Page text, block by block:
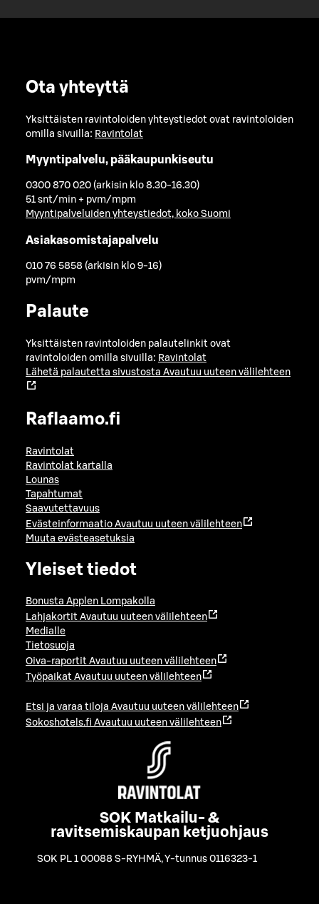
Ota yhteyttä
Yksittäisten ravintoloiden yhteystiedot ovat ravintoloiden
omilla sivuilla: Ravintolat
Myyntipalvelu, pääkaupunkiseutu
0300 870 020 (arkisin klo 8.30-16.30)
51 snt/min + pvm/mpm
Myyntipalveluiden yhteystiedot, koko Suomi
Asiakasomistajapalvelu
010 76 5858 (arkisin klo 9-16)
pvm/mpm
Palaute
Yksittäisten ravintoloiden palautelinkit ovat
ravintoloiden omilla sivuilla: Ravintolat
Lähetä palautetta sivustosta Avautuu uuteen välilehteen
Raflaamo.fi
Ravintolat
Ravintolat kartalla
Lounas
Tapahtumat
Saavutettavuus
Evästeinformaatio Avautuu uuteen välilehteen
Muuta evästeasetuksia
Yleiset tiedot
Bonusta Applen Lompakolla
Lahjakortit Avautuu uuteen välilehteen
Medialle
Tietosuoja
Oiva-raportit Avautuu uuteen välilehteen
Työpaikat Avautuu uuteen välilehteen
Etsi ja varaa tiloja Avautuu uuteen välilehteen
Sokoshotels.fi Avautuu uuteen välilehteen
SOK Matkailu- &
ravitsemiskaupan ketjuohjaus
SOK PL 1 00088 S-RYHMÄ,Y-tunnus 0116323-1